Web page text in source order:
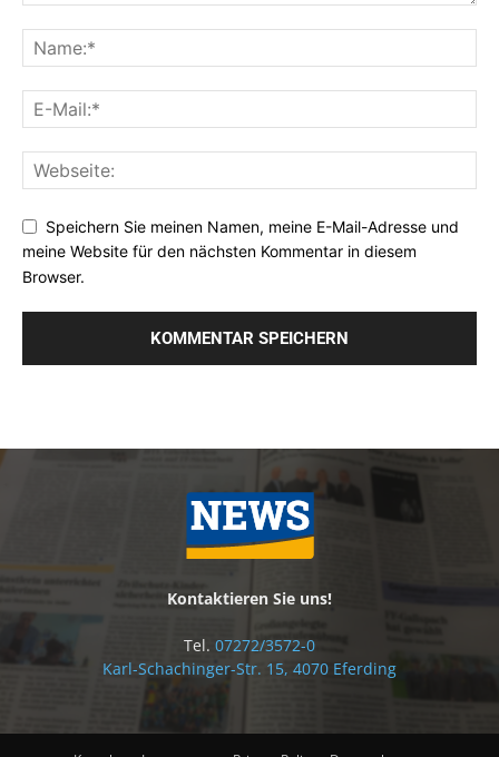
Speichern Sie meinen Namen, meine E-Mail-Adresse und
meine Website für den nächsten Kommentar in diesem
Browser.
Kontaktieren Sie uns!
Tel. 07272/3572-0
Karl-Schachinger-Str. 15, 4070 Eferding